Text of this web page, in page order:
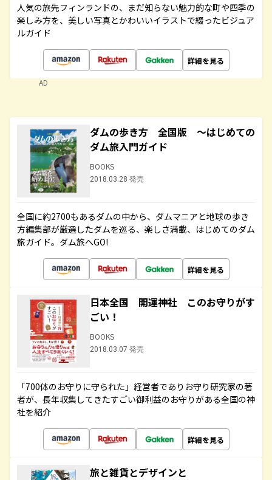
人気の旅先フィンランドの、まだ知らない魅力的な町や四季の
楽しみ方を、美しい写真とかわいいイラストで綴ったビジュア
ルガイド
詳細を見る
AD
ダムの歩き方 全国版 ～はじめての
ダム旅入門ガイド
BOOKS
2018.03.28 発売
全国に約2700もあるダムの中から、ダムマニアと地球の歩き
方編集部が厳選したダムを巡る、楽しさ満載、はじめてのダム
旅ガイド。ダム旅へGO!
詳細を見る
日本全国 開運神社 このお守りがす
ごい！
BOOKS
2018.03.07 発売
「700体のお守りに守られた」経営者でありお守り研究家の著
者が、長年収集してきたすごい御利益のお守りがある全国の神
社を紹介
詳細を見る
旅と雑貨とデザインと